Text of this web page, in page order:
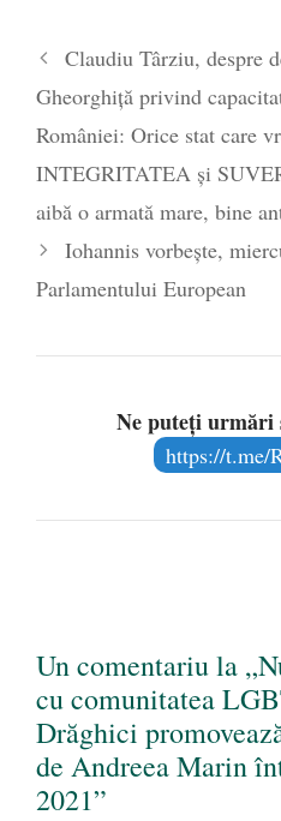
poetului Octavian
- 16 aprilie 2026
Claudiu Târziu, despre
Gheorghiță privind
României: Orice stat care
INTEGRITATEA și
aibă o armată mare, bine
Iohannis vorbește,
Parlamentului European
Ne puteți urmări
https://t.me/
Un comentariu la
cu comunitatea
Drăghici
de Andreea Marin
2021”